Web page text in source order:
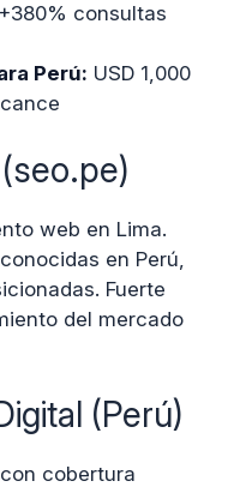
consultas
Perú: USD 1,000
web en Lima.
en Perú,
Fuerte
del mercado
(Perú)
cobertura